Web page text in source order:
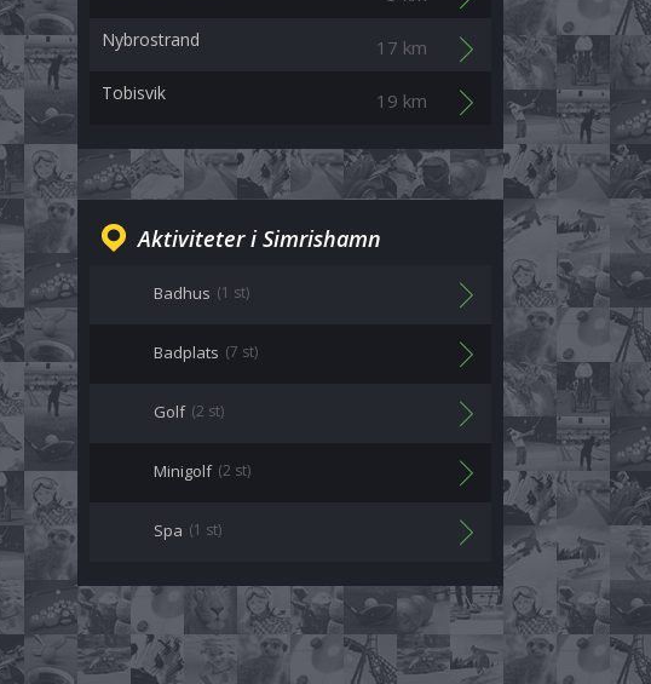
Nybrostrand 17 km
Tobisvik 19 km
Aktiviteter i Simrishamn
Badhus (1 st)
Badplats (7 st)
Golf (2 st)
Minigolf (2 st)
Spa (1 st)